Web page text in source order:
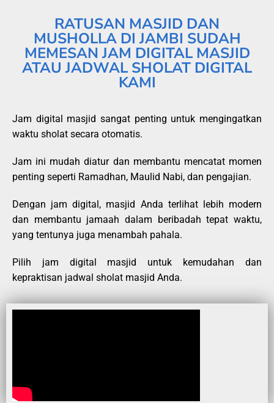
RATUSAN MASJID DAN
MUSHOLLA DI JAMBI SUDAH
MEMESAN JAM DIGITAL MASJID
ATAU JADWAL SHOLAT DIGITAL
KAMI
Jam digital masjid sangat penting untuk mengingatkan
waktu sholat secara otomatis.
Jam ini mudah diatur dan membantu mencatat momen
penting seperti Ramadhan, Maulid Nabi, dan pengajian.
Dengan jam digital, masjid Anda terlihat lebih modern
dan membantu jamaah dalam beribadah tepat waktu,
yang tentunya juga menambah pahala.
Pilih jam digital masjid untuk kemudahan dan
kepraktisan jadwal sholat masjid Anda.